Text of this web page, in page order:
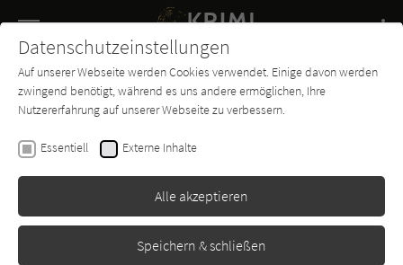
SUCHE
Buch-
Entdecker
Forum Charts
Ethan Cross
Die Stimme des Wahns
Erschienen: Januar 2022 Bibliogr. Angaben
Datenschutzeinstellungen
Auf unserer Webseite werden Cookies verwendet. Einige davon werden
zwingend benötigt, während es uns andere ermöglichen, Ihre
Nutzererfahrung auf unserer Webseite zu verbessern.
Essentiell Externe Inhalte
Alle akzeptieren
Speichern & schließen